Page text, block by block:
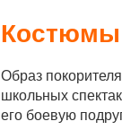
Костюмы
Образ
школьных
его боевую